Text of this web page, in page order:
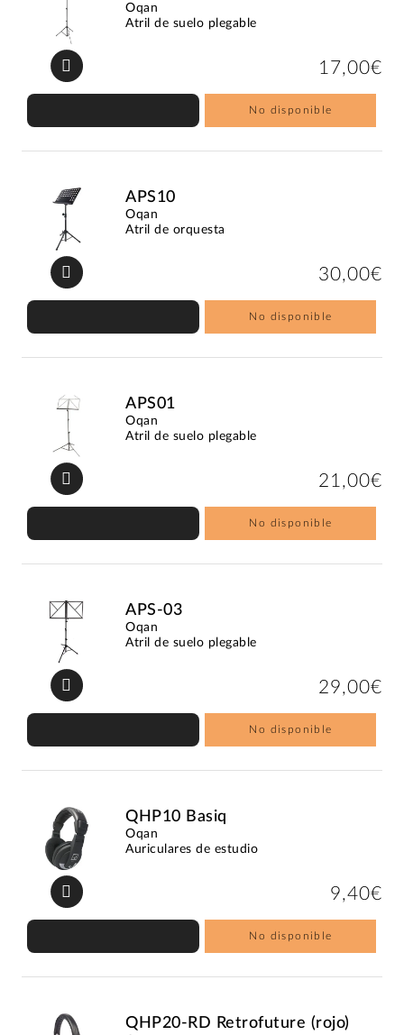
Oqan
Atril de suelo plegable
17,00€
No disponible
APS10
Oqan
Atril de orquesta
30,00€
No disponible
APS01
Oqan
Atril de suelo plegable
21,00€
No disponible
APS-03
Oqan
Atril de suelo plegable
29,00€
No disponible
QHP10 Basiq
Oqan
Auriculares de estudio
9,40€
No disponible
QHP20-RD Retrofuture (rojo)